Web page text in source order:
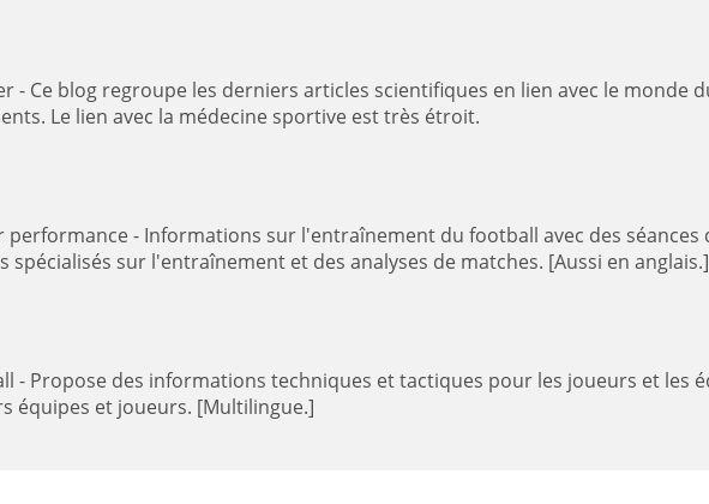
Le lien avec la médecine sportive est très étroit.
l'entraînement du football avec des séances d'entraînement animées, des
spécialisés sur l'entraînement et des analyses de matches. [Aussi en anglais.]
équipes et joueurs. [Multilingue.]